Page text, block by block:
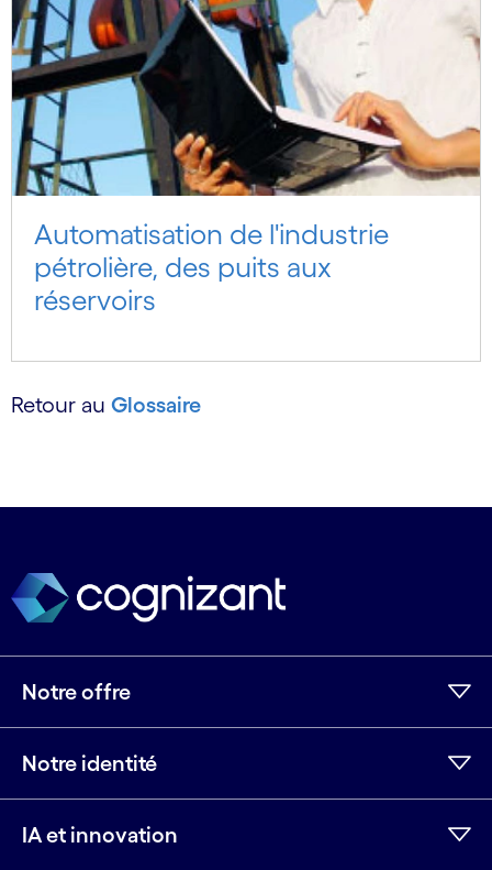
Automatisation de l'industrie
pétrolière, des puits aux
réservoirs
Retour au Glossaire
Notre offre
Notre identité
IA et innovation